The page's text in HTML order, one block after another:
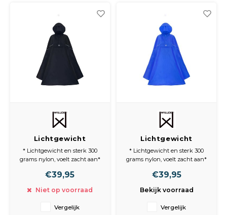
Lichtgewicht
Poncho Zwart S/M
* Lichtgewicht en sterk 300
grams nylon, voelt zacht aan*
waterafstotend
achter
heupband
€39,95
Niet op voorraad
Vergelijk
Lichtgewicht
Poncho Blauw L/XL
* Lichtgewicht en sterk 300
grams nylon, voelt zacht aan*
waterafstotend
achter
heupband
€39,95
Bekijk voorraad
Vergelijk